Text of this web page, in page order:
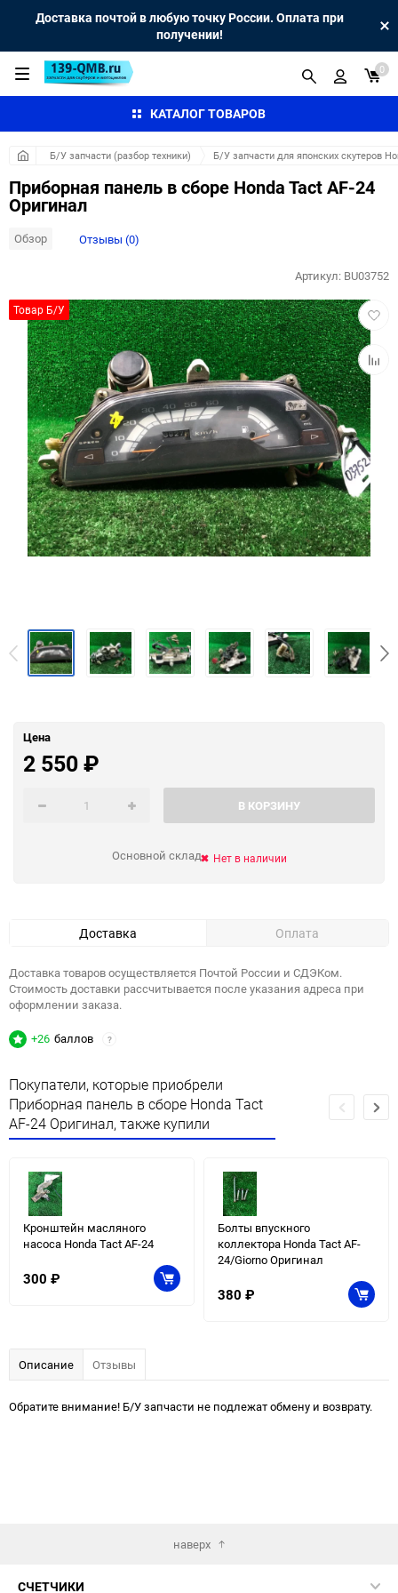
Доставка почтой в любую точку России. Оплата при
получении!
КАТАЛОГ ТОВАРОВ
0
Б/У запчасти (разбор техники) Б/У запчасти для японских скутеров
Приборная панель в сборе Honda Tact AF-24
Оригинал
Обзор Отзывы (0)
Товар Б/У
в
к
Артикул: BU03752
Цена
2 550₽
В КОРЗИНУ
Основной склад Нет в наличии
Доставка Оплата
Доставка товаров осуществляется Почтой России и СДЭКом.
Стоимость доставки рассчитывается после указания адреса при
оформлении заказа.
+26 баллов ?
Покупатели, которые приобрели
Приборная панель в сборе Honda Tact
AF-24 Оригинал, также купили
Кронштейн масляного
насоса Honda Tact AF-24
300 ₽
Болты впускного
коллектора Honda Tact AF-
24/Giorno Оригинал
380 ₽
Описание Отзывы
Обратите внимание! Б/У запчасти не подлежат обмену и возврату.
наверх
СЧЕТЧИКИ